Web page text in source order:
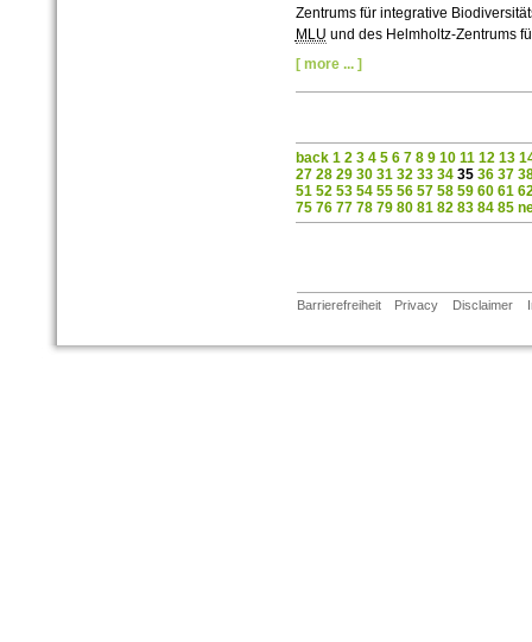
Zentrums für integrative
MLU und des Helmholtz-Zentrums
[ more ... ]
back 1 2 3 4 5 6 7 8 9 10 11 12 13
27 28 29 30 31 32 33 3435 36 37
51 52 53 54 55 56 57 58 59 60 61
75 76 77 78 79 80 81 82 83 84 85
Barrierefreiheit Privacy Disclaimer